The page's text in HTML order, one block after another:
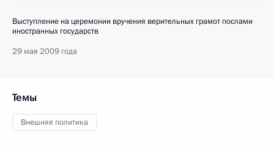
Выступление на церемонии вручения верительных грамот послами
иностранных государств
29 мая 2009 года
Темы
Внешняя политика